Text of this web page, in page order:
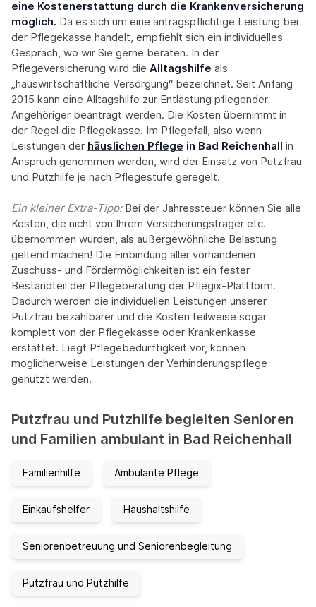
eine Kostenerstattung durch die Krankenversicherung
möglich. Da es sich um eine antragspflichtige Leistung bei
der Pflegekasse handelt, empfiehlt sich ein individuelles
Gespräch, wo wir Sie gerne beraten. In der
Pflegeversicherung wird die Alltagshilfe als
„hauswirtschaftliche Versorgung“ bezeichnet. Seit Anfang
2015 kann eine Alltagshilfe zur Entlastung pflegender
Angehöriger beantragt werden. Die Kosten übernimmt in
der Regel die Pflegekasse. Im Pflegefall, also wenn
Leistungen der häuslichen Pflege in Bad Reichenhall in
Anspruch genommen werden, wird der Einsatz von Putzfrau
und Putzhilfe je nach Pflegestufe geregelt.
Ein kleiner Extra-Tipp:‍ Bei der Jahressteuer können Sie alle
Kosten, die nicht von Ihrem Versicherungsträger etc.
übernommen wurden, als außergewöhnliche Belastung
geltend machen! Die Einbindung aller vorhandenen
Zuschuss- und Fördermöglichkeiten ist ein fester
Bestandteil der Pflegeberatung der Pflegix-Plattform.
Dadurch werden die individuellen Leistungen unserer
Putzfrau bezahlbarer und die Kosten teilweise sogar
komplett von der Pflegekasse oder Krankenkasse
erstattet. Liegt Pflegebedürftigkeit vor, können
möglicherweise Leistungen der Verhinderungspflege
genutzt werden.
Putzfrau und Putzhilfe begleiten Senioren
und Familien ambulant in Bad Reichenhall
Familienhilfe Ambulante Pflege
Einkaufshelfer Haushaltshilfe
Seniorenbetreuung und Seniorenbegleitung
Putzfrau und Putzhilfe